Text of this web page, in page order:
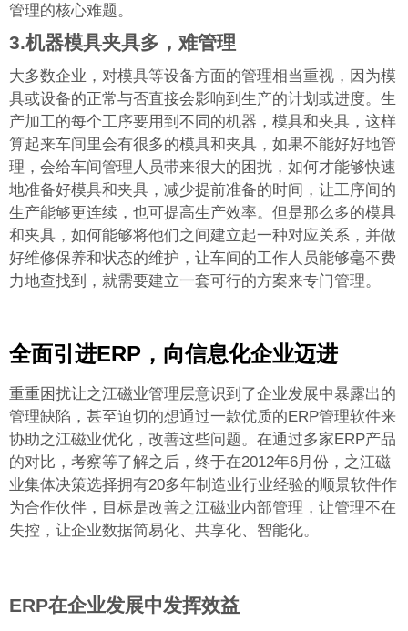
管理的核心难题。
3.机器模具夹具多，难管理
大多数企业，对模具等设备方面的管理相当重视，因为模
具或设备的正常与否直接会影响到生产的计划或进度。生
产加工的每个工序要用到不同的机器，模具和夹具，这样
算起来车间里会有很多的模具和夹具，如果不能好好地管
理，会给车间管理人员带来很大的困扰，如何才能够快速
地准备好模具和夹具，减少提前准备的时间，让工序间的
生产能够更连续，也可提高生产效率。但是那么多的模具
和夹具，如何能够将他们之间建立起一种对应关系，并做
好维修保养和状态的维护，让车间的工作人员能够毫不费
力地查找到，就需要建立一套可行的方案来专门管理。
全面引进ERP，向信息化企业迈进
重重困扰让之江磁业管理层意识到了企业发展中暴露出的
管理缺陷，甚至迫切的想通过一款优质的ERP管理软件来
协助之江磁业优化，改善这些问题。在通过多家ERP产品
的对比，考察等了解之后，终于在2012年6月份，之江磁
业集体决策选择拥有20多年制造业行业经验的顺景软件作
为合作伙伴，目标是改善之江磁业内部管理，让管理不在
失控，让企业数据简易化、共享化、智能化。
ERP在企业发展中发挥效益